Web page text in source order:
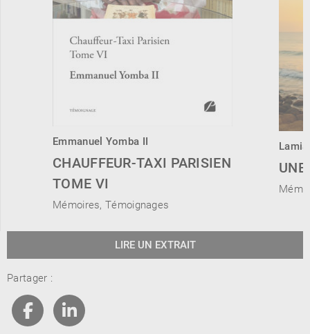
Emmanuel Yomba II
CHAUFFEUR-TAXI PARISIEN
TOME VI
Mémoires, Témoignages
LIRE UN EXTRAIT
Partager :